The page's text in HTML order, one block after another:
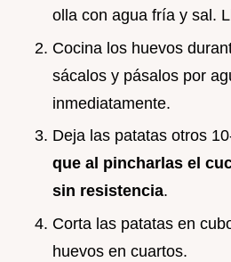
olla con agua fría y sal.
Cocina los huevos
sácalos y pásalos por
inmediatamente.
Deja las patatas otros
que al pincharlas el
sin resistencia.
Corta las patatas en
huevos en cuartos.